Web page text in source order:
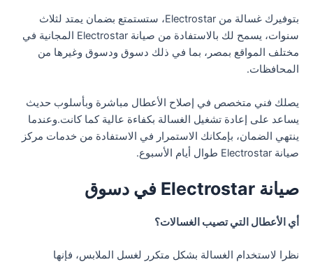
بتوفيرك غسالة من Electrostar، ستستمتع بضمان يمتد لثلاث
سنوات، يسمح لك بالاستفادة من صيانة Electrostar المجانية في
مختلف المواقع بمصر، بما في ذلك دسوق ودسوق وغيرها من
المحافظات.
يصلك فني متخصص في إصلاح الأعطال مباشرة وبأسلوب حديث
يساعد على إعادة تشغيل الغسالة بكفاءة عالية كما كانت.وعندما
ينتهي الضمان، بإمكانك الاستمرار في الاستفادة من خدمات مركز
صيانة Electrostar طوال أيام الأسبوع.
صيانة Electrostar في دسوق
أي الأعطال التي تصيب الغسالات؟
نظرا لاستخدام الغسالة بشكل متكرر لغسل الملابس، فإنها